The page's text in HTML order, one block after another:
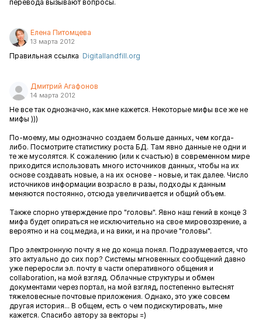
перевода вызывают вопросы.
Елена Питомцева
13 марта 2012
Правильная ссылка Digitallandfill.org
Дмитрий Агафонов
14 марта 2012
Не все так однозначно, как мне кажется. Некоторые мифы все же не
мифы )))
По-моему, мы однозначно создаем больше данных, чем когда-
либо. Посмотрите статистику роста БД. Там явно данные не одни и
те же мусолятся. К сожалению (или к счастью) в современном мире
приходится использовать много источников данных, чтобы на их
основе создавать новые, а на их основе - новые, и так далее. Число
источников информации возрасло в разы, подходы к данным
меняются постоянно, отсюда увеличивается и общий объем.
Также спорно утверждение про "головы". Явно наш гений в конце 3
мифа будет опираться не исключительно на свое мировоззрение, а
вероятно и на соц.медиа, и на вики, и на прочие "головы".
Про электронную почту я не до конца понял. Подразумевается, что
это актуально до сих пор? Системы мгновенных сообщений давно
уже переросли эл. почту в части оперативного общения и
collaboration, на мой взгляд. Облачные структуры и обмен
документами через портал, на мой взгляд, постепенно вытеснят
тяжеловесные почтовые приложения. Однако, это уже совсем
другая история... В общем, есть о чем подискутировать, мне
кажется. Спасибо автору за векторы =)